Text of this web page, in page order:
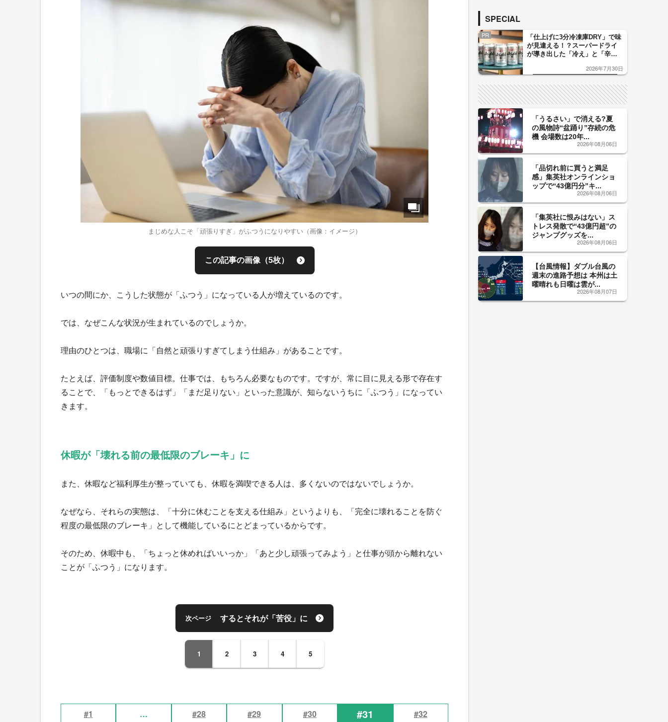
まじめな人こそ「頑張りすぎ」がふつうになりやすい（画像：イメージ）
この記事の画像（5枚）
いつの間にか、こうした状態が「ふつう」になっている人が増えているのです。
では、なぜこんな状況が生まれているのでしょうか。
理由のひとつは、職場に「自然と頑張りすぎてしまう仕組み」があることです。
たとえば、評価制度や数値目標。仕事では、もちろん必要なものです。ですが、常に目に見える形で存在す
ることで、「もっとできるはず」「まだ足りない」といった意識が、知らないうちに「ふつう」になってい
きます。
休暇が「壊れる前の最低限のブレーキ」に
また、休暇など福利厚生が整っていても、休暇を満喫できる人は、多くないのではないでしょうか。
なぜなら、それらの実態は、「十分に休むことを支える仕組み」というよりも、「完全に壊れることを防ぐ
程度の最低限のブレーキ」として機能しているにとどまっているからです。
そのため、休暇中も、「ちょっと休めればいいっか」「あと少し頑張ってみよう」と仕事が頭から離れない
ことが「ふつう」になります。
次ページ するとそれが「苦役」に
1 2 3 4 5
#1 … #28 #29 #30 #31 #32
SPECIAL
PR
「仕上げに3分冷凍庫DRY」で味
が見違える！？スーパードライ
が導き出した「冷え」と「辛
した「辛口カーブ」が飲み頃の
2026年7月30日
「うるさい」で消える?夏
の風物詩“盆踊り”存続の危
機 会場数は20年...
2026年08月06日
「品切れ前に買うと満足
感」集英社オンラインショ
ップで“43億円分”キ...
2026年08月06日
「集英社に恨みはない」ス
トレス発散で“43億円超”の
ジャンプグッズを...
2026年08月06日
【台風情報】ダブル台風の
週末の進路予想は 本州は土
曜晴れも日曜は雲が...
2026年08月07日